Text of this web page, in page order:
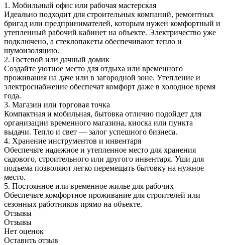
1. Мобильный офис или рабочая мастерская
Идеально подходит для строительных компаний, ремонтных
бригад или предпринимателей, которым нужен комфортный и
утепленный рабочий кабинет на объекте. Электричество уже
подключено, а стеклопакеты обеспечивают тепло и
шумоизоляцию.
2. Гостевой или дачный домик
Создайте уютное место для отдыха или временного
проживания на даче или в загородной зоне. Утепление и
электроснабжение обеспечат комфорт даже в холодное время
года.
3. Магазин или торговая точка
Компактная и мобильная, бытовка отлично подойдет для
организации временного магазина, киоска или пункта
выдачи. Тепло и свет — залог успешного бизнеса.
4. Хранение инструментов и инвентаря
Обеспечьте надежное и утепленное место для хранения
садового, строительного или другого инвентаря. Уши для
подъема позволяют легко перемещать бытовку на нужное
место.
5. Постоянное или временное жилье для рабочих
Обеспечьте комфортное проживание для строителей или
сезонных работников прямо на объекте.
Отзывы
Отзывы
Нет оценок
Оставить отзыв